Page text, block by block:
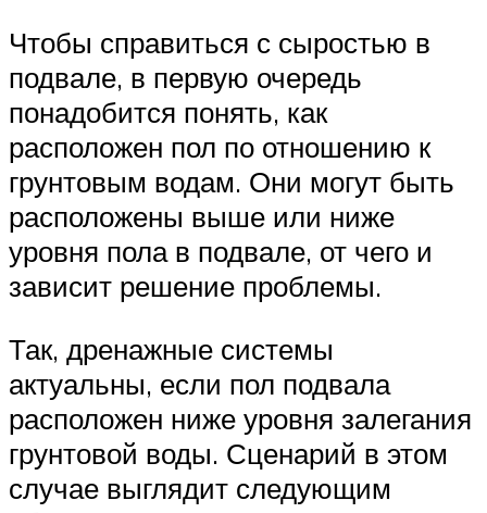
Чтобы справиться с сыростью в
подвале, в первую очередь
понадобится понять, как
расположен пол по отношению к
грунтовым водам. Они могут быть
расположены выше или ниже
уровня пола в подвале, от чего и
зависит решение проблемы.
Так, дренажные системы
актуальны, если пол подвала
расположен ниже уровня залегания
грунтовой воды. Сценарий в этом
случае выглядит следующим